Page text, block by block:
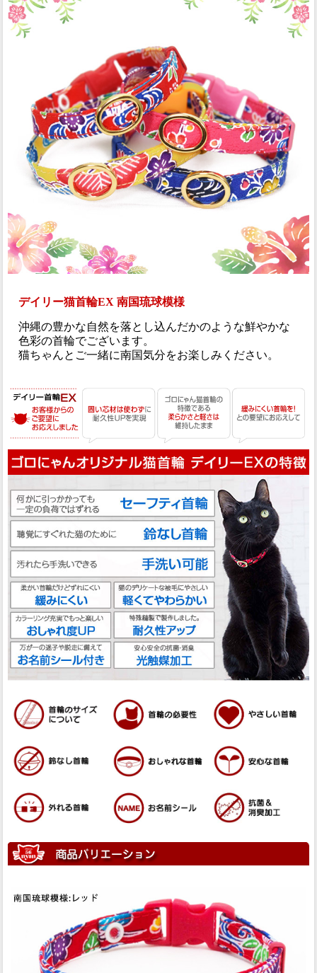
デイリー猫首輪EX 南国琉球模様
沖縄の豊かな自然を落とし込んだかのような鮮やかな
色彩の首輪でございます。
猫ちゃんとご一緒に南国気分をお楽しみください。